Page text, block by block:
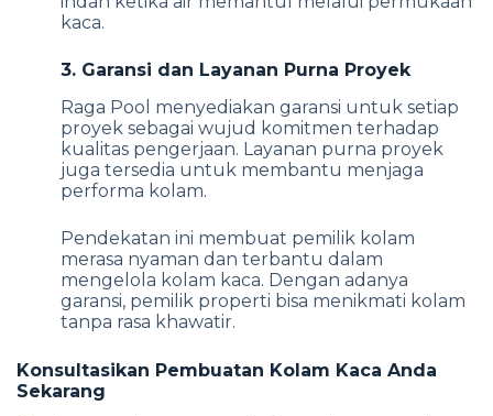
kaca.
3. Garansi dan Layanan Purna Proyek
Raga Pool menyediakan garansi untuk setiap
proyek sebagai wujud komitmen terhadap
kualitas pengerjaan. Layanan purna proyek
juga tersedia untuk membantu menjaga
performa kolam.
Pendekatan ini membuat pemilik kolam
merasa nyaman dan terbantu dalam
mengelola kolam kaca. Dengan adanya
garansi, pemilik properti bisa menikmati kolam
tanpa rasa khawatir.
Konsultasikan Pembuatan Kolam Kaca Anda
Sekarang